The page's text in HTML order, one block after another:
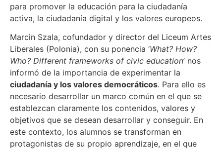
para promover la educación para la ciudadanía
activa, la ciudadanía digital y los valores europeos.
Marcin Szala, cofundador y director del Liceum Artes
Liberales (Polonia), con su ponencia ‘What? How?
Who? Different frameworks of civic education’ nos
informó de la importancia de experimentar la
ciudadanía y los valores democráticos. Para ello es
necesario desarrollar un marco común en el que se
establezcan claramente los contenidos, valores y
objetivos que se desean desarrollar y conseguir. En
este contexto, los alumnos se transforman en
protagonistas de su propio aprendizaje, en el que